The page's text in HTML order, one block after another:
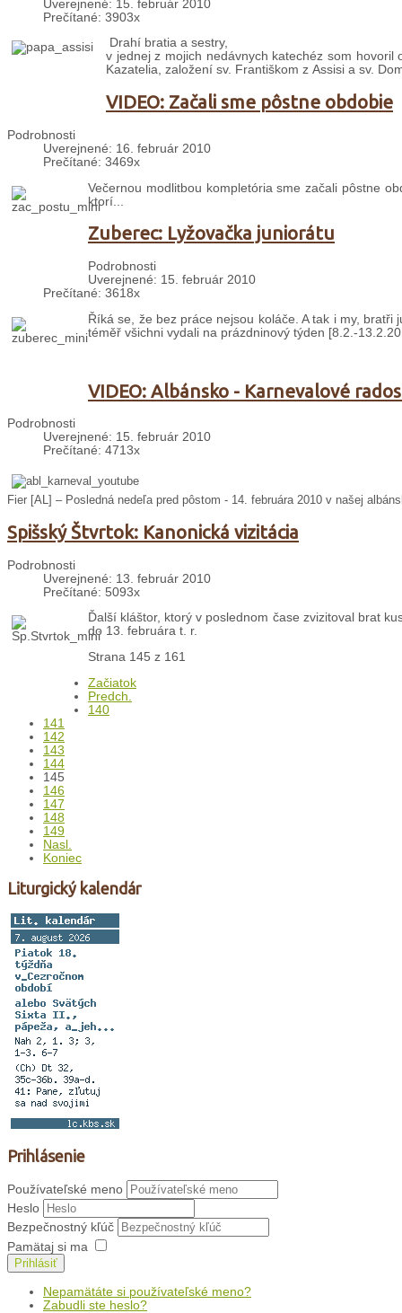
Uverejnené: 15. február 2010
Prečítané: 3903x
Drahí bratia a sestry,
v jednej z mojich nedávnych katechéz som
Kazatelia, založení sv. Františkom z Assisi a sv.
VIDEO: Začali sme pôstne obdobie
Podrobnosti
Uverejnené: 16. február 2010
Prečítané: 3469x
Večernou modlitbou kompletória sme začali pôstne
ktorí...
Zuberec: Lyžovačka juniorátu
Podrobnosti
Uverejnené: 15. február 2010
Prečítané: 3618x
Říká se, že bez práce nejsou koláče. A tak i my,
téměř všichni vydali na prázdninový týden [8.2.-
VIDEO: Albánsko - Karnevalové
Podrobnosti
Uverejnené: 15. február 2010
Prečítané: 4713x
Fier [AL] – Posledná nedeľa pred pôstom - 14. februára 2010 v našej
Spišský Štvrtok: Kanonická vizitácia
Podrobnosti
Uverejnené: 13. február 2010
Prečítané: 5093x
Ďalší kláštor, ktorý v poslednom čase zvizitoval brat
do 13. februára t. r.
Strana 145 z 161
Začiatok
Predch.
140
141
142
143
144
145
146
147
148
149
Nasl.
Koniec
Liturgický kalendár
Prihlásenie
Používateľské meno
Heslo
Bezpečnostný kľúč
Pamätaj si ma
Prihlásiť
Nepamätáte si používateľské meno?
Zabudli ste heslo?